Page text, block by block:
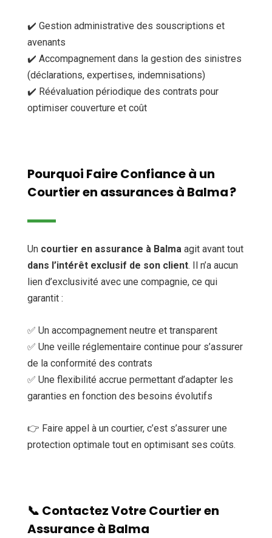
✔️ Gestion administrative des souscriptions et
avenants
✔️ Accompagnement dans la gestion des sinistres
(déclarations, expertises, indemnisations)
✔️ Réévaluation périodique des contrats pour
optimiser couverture et coût
Pourquoi Faire Confiance à un
Courtier en assurances à Balma ?
Un courtier en assurance à Balma agit avant tout
dans l’intérêt exclusif de son client. Il n’a aucun
lien d’exclusivité avec une compagnie, ce qui
garantit :
✅ Un accompagnement neutre et transparent
✅ Une veille réglementaire continue pour s’assurer
de la conformité des contrats
✅ Une flexibilité accrue permettant d’adapter les
garanties en fonction des besoins évolutifs
👉 Faire appel à un courtier, c’est s’assurer une
protection optimale tout en optimisant ses coûts.
📞 Contactez Votre Courtier en
Assurance à Balma